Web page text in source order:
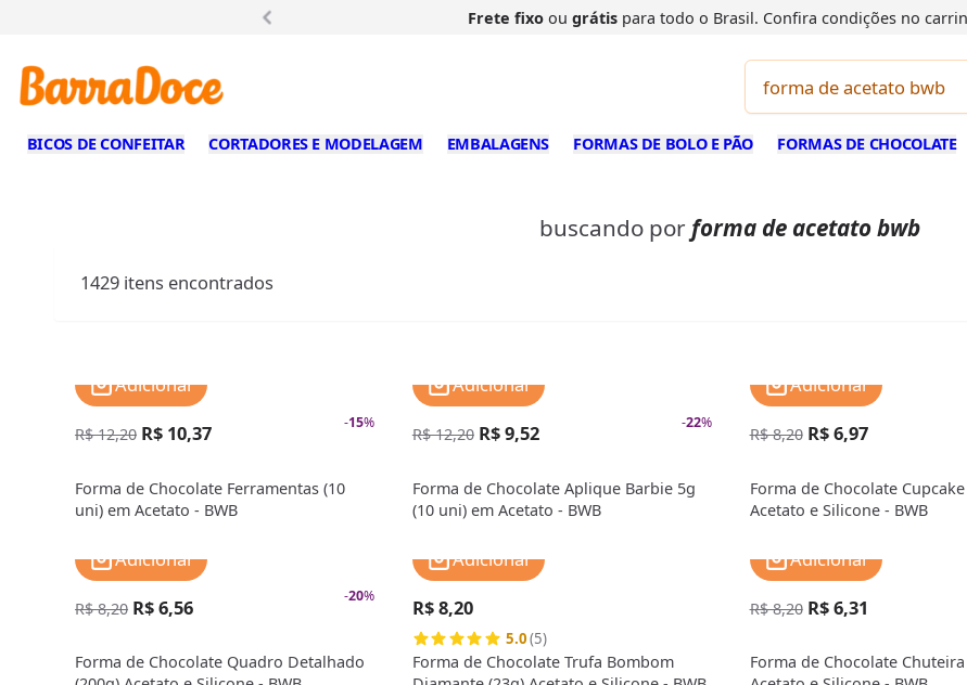
Frete fixoou grátispara todo o Brasil. Confira condições no
BICOS DE CONFEITAR CORTADORES E MODELAGEM EMBALAGENS FORMAS DE BOLO E PÃO FORMAS DE CHOCOLATE
buscando por forma de acetato bwb
1429 itens encontrados
-15%
R$ 12,20 R$ 10,37
Forma de Chocolate Ferramentas (10
uni) em Acetato - BWB
Adicionar
-22%
R$ 12,20 R$ 9,52
Forma de Chocolate Aplique Barbie 5g
(10 uni) em Acetato - BWB
Adicionar
R$ 8,20 R$ 6,97
Forma de Chocolate Cupcake
Acetato e Silicone - BWB
Adicionar
-20%
R$ 8,20 R$ 6,56
Forma de Chocolate Quadro Detalhado
Adicionar
R$ 8,20
5.0(5)
Forma de Chocolate Trufa Bombom
Adicionar
R$ 8,20 R$ 6,31
Forma de Chocolate Chuteira
Adicionar